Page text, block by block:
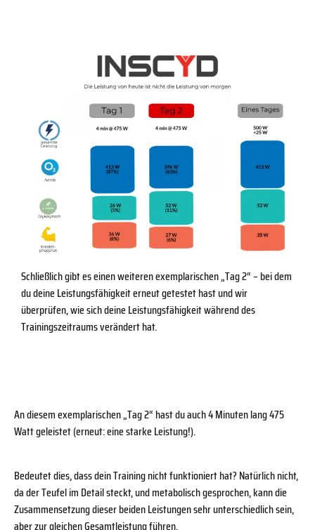
Schließlich gibt es einen weiteren exemplarischen „Tag 2“ – bei dem
du deine Leistungsfähigkeit erneut getestet hast und wir
überprüfen, wie sich deine Leistungsfähigkeit während des
Trainingszeitraums verändert hat.
An diesem exemplarischen „Tag 2“ hast du auch 4 Minuten lang 475
Watt geleistet (erneut: eine starke Leistung!).
Bedeutet dies, dass dein Training nicht funktioniert hat? Natürlich nicht,
da der Teufel im Detail steckt, und metabolisch gesprochen, kann die
Zusammensetzung dieser beiden Leistungen sehr unterschiedlich sein,
aber zur gleichen Gesamtleistung führen.